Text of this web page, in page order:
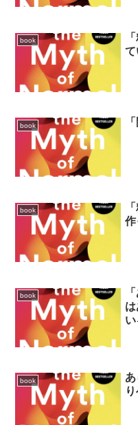
book
て
book
book
作
book
い
book